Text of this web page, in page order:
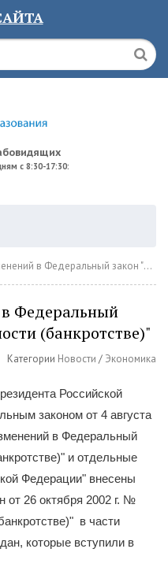
с 8:30-17:30:
закон "О несостоятельности (банкротстве)"
Федеральный
(банкротстве)"
Категории Новости / Экономика
Российской
законом от 4 августа
в Федеральный
и отдельные
Федерации" внесены
от 26 октября 2002 г. №
в части
которые вступили в